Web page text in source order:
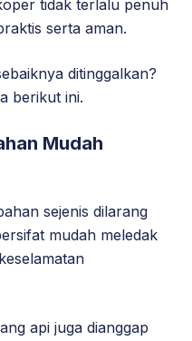
tidak terlalu penuh
serta aman.
ditinggalkan?
berikut ini.
Mudah
sejenis dilarang
mudah meledak
api juga dianggap